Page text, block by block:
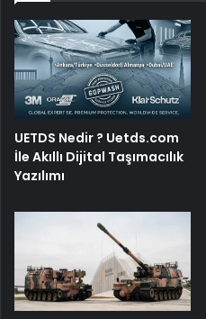
UETDS Nedir ? Uetds.com
İle Akıllı Dijital Taşımacılık
Yazılımı